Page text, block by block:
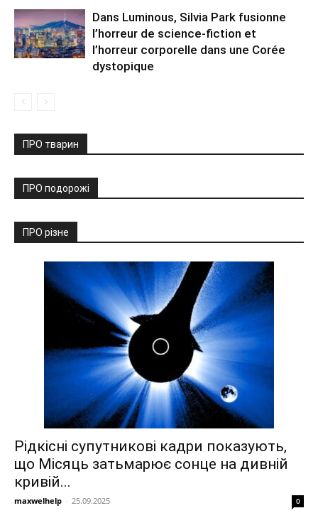
Dans Luminous, Silvia Park fusionne
l’horreur de science-fiction et
l’horreur corporelle dans une Corée
dystopique
ПРО тварин
ПРО подорожі
ПРО різне
Рідкісні супутникові кадри показують,
що Місяць затьмарює сонце на дивній
кривій...
maxwelhelp - 25.09.2025 0